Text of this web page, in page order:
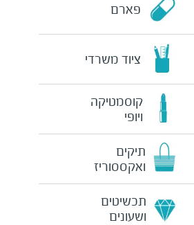
פארם
ציוד משרדי
קוסמטיקה
ויופי
תיקים
ואקססוריז
תכשיטים
ושעונים